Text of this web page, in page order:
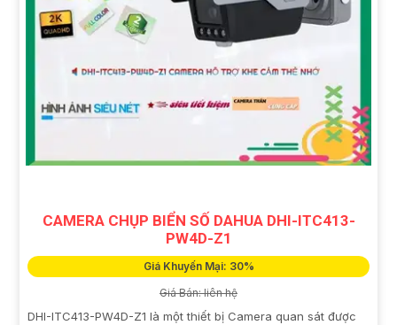
CAMERA CHỤP BIỂN SỐ DAHUA DHI-ITC413-
PW4D-Z1
Giá Khuyến Mại: 30%
Giá Bán: liên hệ
DHI-ITC413-PW4D-Z1 là một thiết bị Camera quan sát được